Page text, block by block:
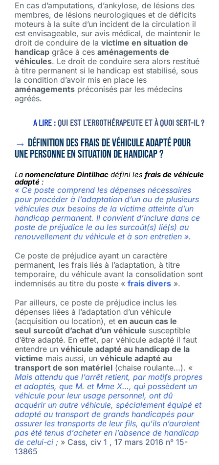
En cas d’amputations, d’ankylose, de lésions des
membres, de lésions neurologiques et de déficits
moteurs à la suite d’un incident de la circulation il
est envisageable, sur avis médical, de maintenir le
droit de conduire de la victime en situation de
handicap grâce à ces aménagements de
véhicules. Le droit de conduire sera alors restitué
à titre permanent si le handicap est stabilisé, sous
la condition d’avoir mis en place les
aménagements préconisés par les médecins
agréés.
A LIRE : QUI EST L’ERGOTHÉRAPEUTE ET À QUOI SERT-IL ?
→ Définition des frais de véhicule adaptépour
une personne en situation de handicap ?
La nomenclature Dintilhac défini les frais de véhicule
adapté :
« Ce poste comprend les dépenses nécessaires
pour procéder à l’adaptation d’un ou de plusieurs
véhicules aux besoins de la victime atteinte d’un
handicap permanent. Il convient d’inclure dans ce
poste de préjudice le ou les surcoût(s) lié(s) au
renouvellement du véhicule et à son entretien ».
Ce poste de préjudice ayant un caractère
permanent, les frais liés à l’adaptation, à titre
temporaire, du véhicule avant la consolidation sont
indemnisés au titre du poste « frais divers ».
Par ailleurs, ce poste de préjudice inclus les
dépenses liées à l’adaptation d’un véhicule
(acquisition ou location), et en aucun cas le
seul surcoût d’achat d’un véhicule susceptible
d’être adapté. En effet, par véhicule adapté il faut
entendre un véhicule adapté au handicap de la
victime mais aussi, un véhicule adapté au
transport de son matériel (chaise roulante…). «
Mais attendu que l’arrêt retient, par motifs propres
et adoptés, que M. et Mme X…, qui possèdent un
véhicule pour leur usage personnel, ont dû
acquérir un autre véhicule, spécialement équipé et
adapté au transport de grands handicapés pour
assurer les transports de leur fils, qu’ils n’auraient
pas été tenus d’acheter en l’absence de handicap
de celui-ci ; » Cass, civ 1 , 17 mars 2016 n° 15-
13865